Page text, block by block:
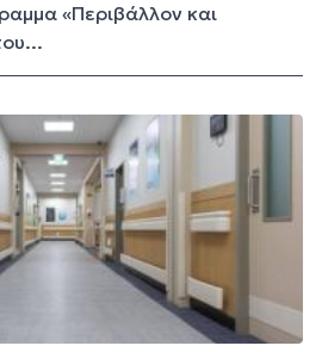
«Περιβάλλον και